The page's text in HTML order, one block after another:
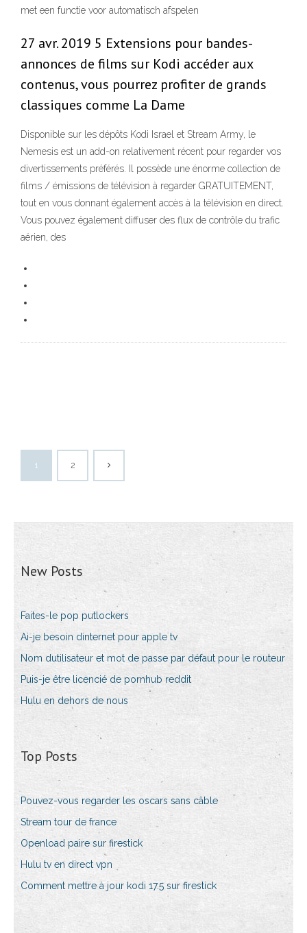
met een functie voor automatisch afspelen
27 avr. 2019 5 Extensions pour bandes-
annonces de films sur Kodi accéder aux
contenus, vous pourrez profiter de grands
classiques comme La Dame
Disponible sur les dépôts Kodi Israel et Stream Army, le
Nemesis est un add-on relativement récent pour regarder vos
divertissements préférés. Il possède une énorme collection de
films / émissions de télévision à regarder GRATUITEMENT,
tout en vous donnant également accès à la télévision en direct.
Vous pouvez également diffuser des flux de contrôle du trafic
aérien, des
1 2
New Posts
Faites-le pop putlockers
Ai-je besoin dinternet pour apple tv
Nom dutilisateur et mot de passe par défaut pour le routeur
Puis-je être licencié de pornhub reddit
Hulu en dehors de nous
Top Posts
Pouvez-vous regarder les oscars sans câble
Stream tour de france
Openload paire sur firestick
Hulu tv en direct vpn
Comment mettre à jour kodi 17.5 sur firestick